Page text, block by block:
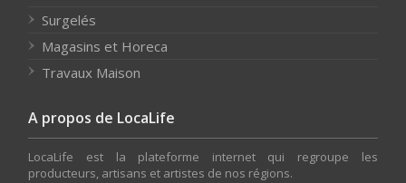
Surgelés
Magasins et Horeca
Travaux Maison
A propos de LocaLife
LocaLife est la plateforme internet qui regroupe les
producteurs, artisans et artistes de nos régions.